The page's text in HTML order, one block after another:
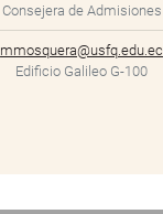
Consejera de Admisiones
mmosquera@usfq.edu.ec
Edificio Galileo G-100